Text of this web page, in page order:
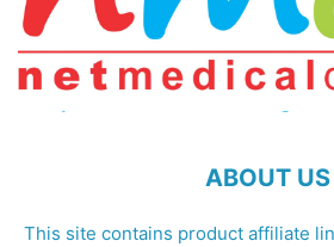
ABOUT US
This site contains product affiliate